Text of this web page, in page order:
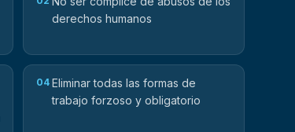
derechos humanos
04 Eliminar todas las formas de
trabajo forzoso y obligatorio